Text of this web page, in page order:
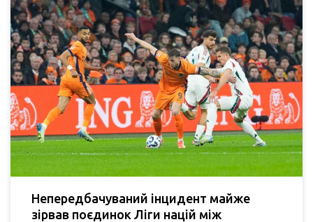
Непередбачуваний інцидент майже
зірвав поєдинок Ліги націй між